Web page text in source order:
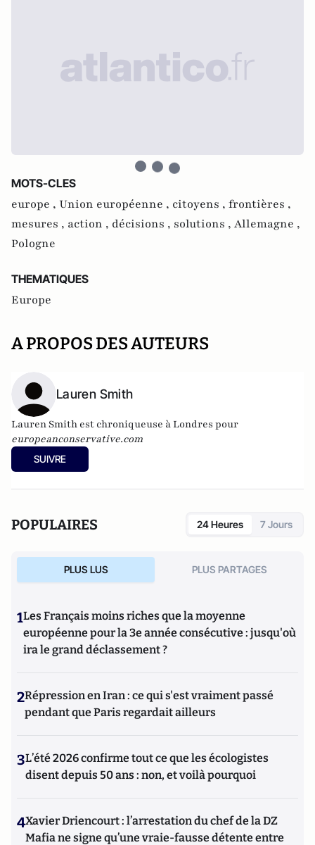
MOTS-CLES
europe , Union européenne , citoyens , frontières ,
mesures , action , décisions , solutions , Allemagne ,
Pologne
THEMATIQUES
Europe
A PROPOS DES AUTEURS
Lauren Smith
Lauren Smith est chroniqueuse à Londres pour
europeanconservative.com
SUIVRE
POPULAIRES 24 Heures 7 Jours
PLUS LUS PLUS PARTAGES
1Les Français moins riches que la moyenne
européenne pour la 3e année consécutive : jusqu'où
ira le grand déclassement ?
2Répression en Iran : ce qui s'est vraiment passé
pendant que Paris regardait ailleurs
3L’été 2026 confirme tout ce que les écologistes
disent depuis 50 ans : non, et voilà pourquoi
4Xavier Driencourt : l’arrestation du chef de la DZ
Mafia ne signe qu’une vraie-fausse détente entre